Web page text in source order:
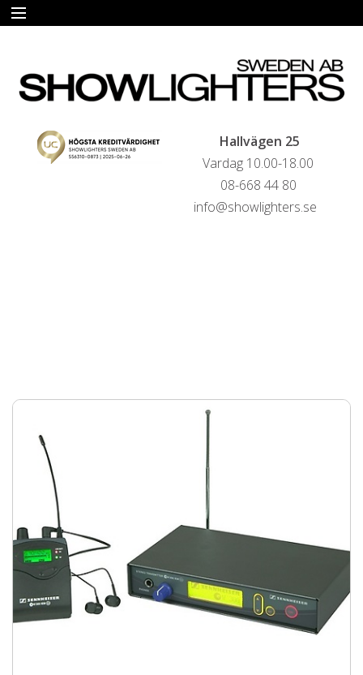
Hallvägen 25
Vardag 10.00-18.00
08-668 44 80
info@showlighters.se
HYRA
FÖRSÄLJNING
LIVESTREAMINGTJÄNSTER